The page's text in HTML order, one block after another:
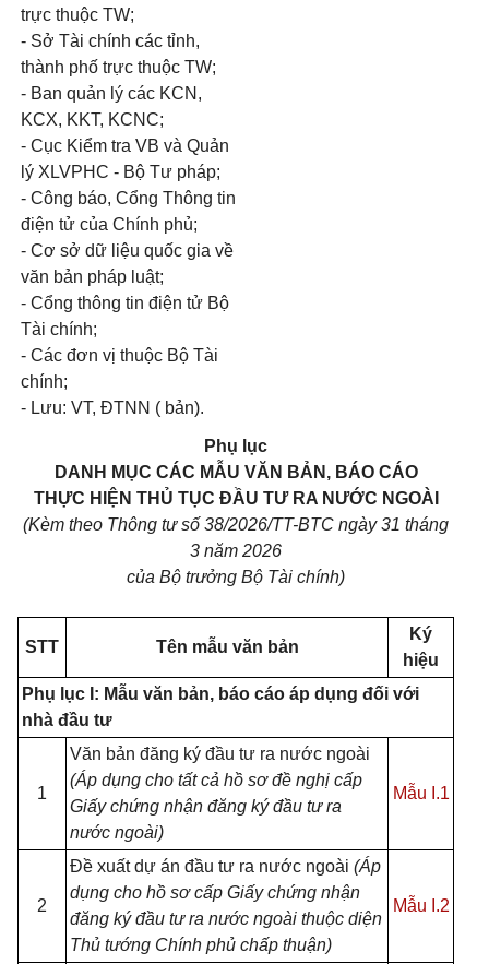
trực thuộc TW;
- Sở Tài chính các tỉnh,
thành phố trực thuộc TW;
- Ban quản lý các KCN,
KCX, KKT, KCNC;
- Cục Kiểm tra VB và Quản
lý XLVPHC - Bộ Tư pháp;
- Công báo, Cổng Thông tin
điện tử của Chính phủ;
- Cơ sở dữ liệu quốc gia về
văn bản pháp luật;
- Cổng thông tin điện tử Bộ
Tài chính;
- Các đơn vị thuộc Bộ Tài
chính;
- Lưu: VT, ĐTNN ( bản).
Phụ lục
DANH MỤC CÁC MẪU VĂN BẢN, BÁO CÁO
THỰC HIỆN THỦ TỤC ĐẦU TƯ RA NƯỚC NGOÀI
(Kèm theo Thông tư số 38/2026/TT-BTC ngày 31 tháng
3 năm 2026
của Bộ trưởng Bộ Tài chính)
STT Tên mẫu văn bản
Ký
hiệu
Phụ lục I: Mẫu văn bản, báo cáo áp dụng đối với
nhà đầu tư
1
Văn bản đăng ký đầu tư ra nước ngoài
(Áp dụng cho tất cả hồ sơ đề nghị cấp
Giấy chứng nhận đăng ký đầu tư ra
nước ngoài)
Mẫu I.1
2
Đề xuất dự án đầu tư ra nước ngoài (Áp
dụng cho hồ sơ cấp Giấy chứng nhận
đăng ký đầu tư ra nước ngoài thuộc diện
Thủ tướng Chính phủ chấp thuận)
Mẫu I.2